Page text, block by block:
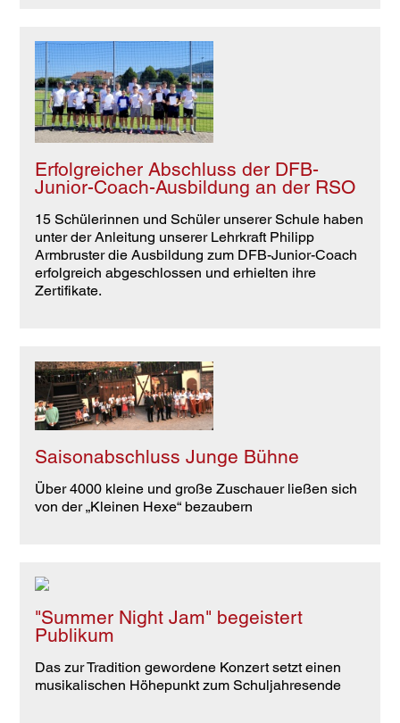
Erfolgreicher Abschluss der DFB-
Junior-Coach-Ausbildung an der RSO
15 Schülerinnen und Schüler unserer Schule haben
unter der Anleitung unserer Lehrkraft Philipp
Armbruster die Ausbildung zum DFB-Junior-Coach
erfolgreich abgeschlossen und erhielten ihre
Zertifikate.
Saisonabschluss Junge Bühne
Über 4000 kleine und große Zuschauer ließen sich
von der „Kleinen Hexe“ bezaubern
"Summer Night Jam" begeistert
Publikum
Das zur Tradition gewordene Konzert setzt einen
musikalischen Höhepunkt zum Schuljahresende